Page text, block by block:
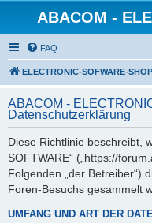
ABACOM -
FAQ
ELECTRONIC-SOFWARE-SHOP
ABACOM -
Datenschutzerklärung
Diese Richtlinie beschreibt,
SOFTWARE“ („https://
Folgenden „der Betreiber“)
Foren-Besuchs gesammelt
UMFANG UND ART DER